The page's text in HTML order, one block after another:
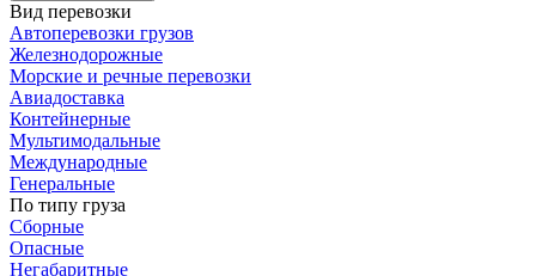
Вид перевозки
Автоперевозки грузов
Железнодорожные
Морские и речные перевозки
Авиадоставка
Контейнерные
Мультимодальные
Международные
Генеральные
По типу груза
Сборные
Опасные
Негабаритные